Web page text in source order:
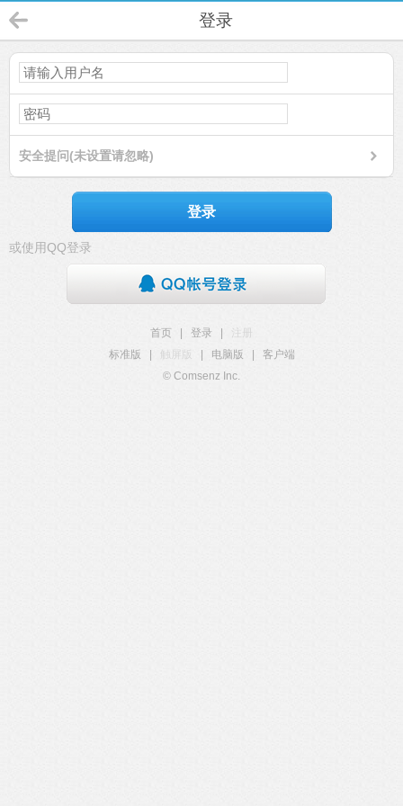
登录
安全提问(未设置请忽略)
登录
或使用QQ登录
首页 登录
注册
标准版
触屏版 电脑版
客户端
© Comsenz Inc.